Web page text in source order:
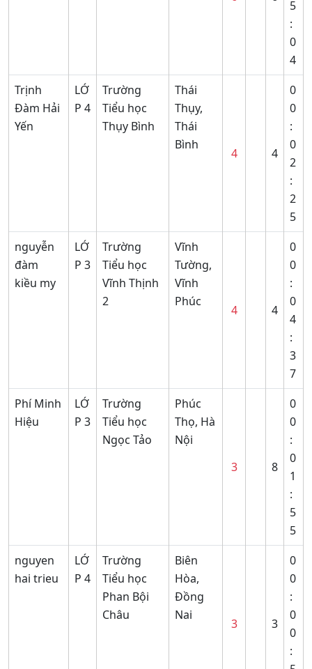
5
:
0
4
Trịnh
Đàm Hải
Yến
LỚ
P 4
Trường
Tiểu học
Thụy Bình
Thái
Thụy,
Thái
Bình
4 4
0
0
:
0
2
:
2
5
nguyễn
đàm
kiều my
LỚ
P 3
Trường
Tiểu học
Vĩnh Thịnh
2
Vĩnh
Tường,
Vĩnh
Phúc
4 4
0
0
:
0
4
:
3
7
Phí Minh
Hiệu
LỚ
P 3
Trường
Tiểu học
Ngọc Tảo
Phúc
Thọ, Hà
Nội
3
8
0
0
:
0
1
:
5
5
nguyen
hai trieu
LỚ
P 4
Trường
Tiểu học
Phan Bội
Châu
Biên
Hòa,
Đồng
Nai
3 3
0
0
:
0
0
: